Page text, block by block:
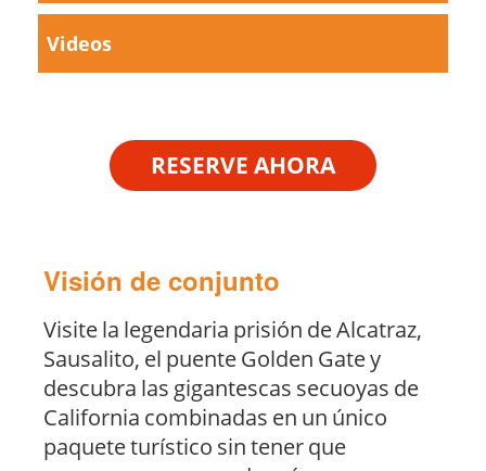
Videos
RESERVE AHORA
Visión de conjunto
Visite la legendaria prisión de Alcatraz,
Sausalito, el puente Golden Gate y
descubra las gigantescas secuoyas de
California combinadas en un único
paquete turístico sin tener que